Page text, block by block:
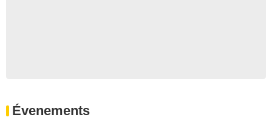
Évenements